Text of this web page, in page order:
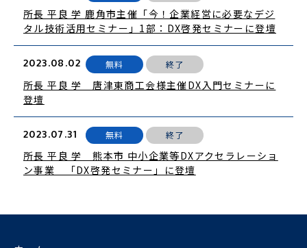
所長 平良 学 鹿角市主催「今！企業経営に必要なデジ
タル技術活用セミナー」1部：DX啓発セミナーに登壇
2023.08.02 無料 終了
所長 平良 学 唐津東商工会様主催DX入門セミナーに
登壇
2023.07.31 無料 終了
所長 平良 学 熊本市 中小企業等DXアクセラレーショ
ン事業 「DX啓発セミナー」に登壇